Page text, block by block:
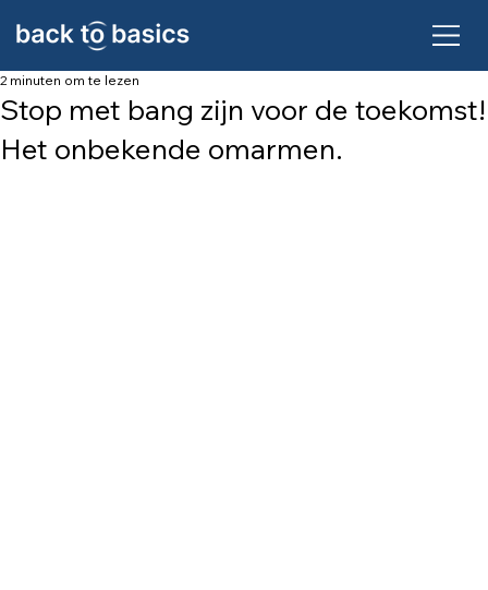
Stop met bang zijn voor de toekomst!
Het onbekende omarmen.
2 minuten om te lezen